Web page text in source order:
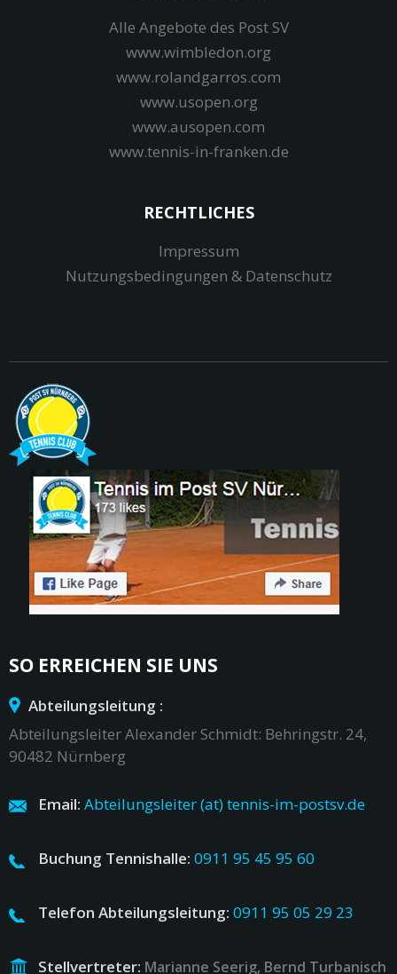
Alle Angebote des Post SV
www.wimbledon.org
www.rolandgarros.com
www.usopen.org
www.ausopen.com
www.tennis-in-franken.de
RECHTLICHES
Impressum
Nutzungsbedingungen & Datenschutz
SO ERREICHEN SIE UNS
Abteilungsleitung :
Abteilungsleiter Alexander Schmidt: Behringstr. 24,
90482 Nürnberg
Email: Abteilungsleiter (at) tennis-im-postsv.de
Buchung Tennishalle: 0911 95 45 95 60
Telefon Abteilungsleitung: 0911 95 05 29 23
Stellvertreter: Marianne Seerig, Bernd Turbanisch